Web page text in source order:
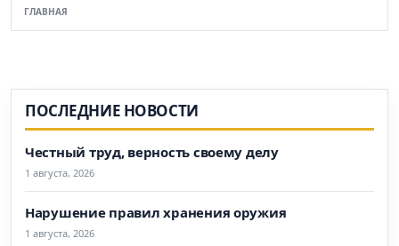
ГЛАВНАЯ
ПОСЛЕДНИЕ НОВОСТИ
Честный труд, верность своему делу
1 августа, 2026
Нарушение правил хранения оружия
1 августа, 2026